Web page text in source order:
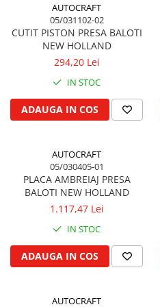
Colier toba esapament
Admisia aerului
Turbosuflanta
Flexibil evacuare
Garnitura baie de ulei
Garnitura culbutori capac camera
Set garnituri chiulasa
Set garnituri superior
Set garnituri inferior
Garnituri vrac
Vibrochen si volanta
Cuzineti palier
Filtru hidraulic
Filtru ulei de motor
Cablu de frana
Frane cu disc in baie de ulei
Frane cu piston
Frane pneumatice
Frane cu tambur
Pedala de frana
Roti fata si spate
Kuhn, Huard
Quicke
Kola Rivale
Mascar
Wolagri
Monosem
Agrimaster
Quivogne
Annovi Reverberi
AUTOCRAFT
05/031102-02
CUTIT PISTON PRESA BALOTI
NEW HOLLAND
294,20 Lei
IN STOC
ADAUGA IN COS
AUTOCRAFT
05/030405-01
PLACA AMBREIAJ PRESA
BALOTI NEW HOLLAND
1.117,47 Lei
IN STOC
ADAUGA IN COS
AUTOCRAFT